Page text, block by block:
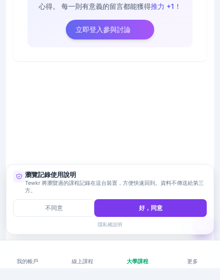
心得。
每一則有意義的留言都能獲得推力 +1 ！
立即登入參與討論
我的帳戶 線上課程 大學課程 更多
瀏覽記錄使用說明
Tewkr 將瀏覽過的課程記錄在這台裝置，方便快速回到。資料不傳送給第三
方。
不同意 好，同意
隱私權說明